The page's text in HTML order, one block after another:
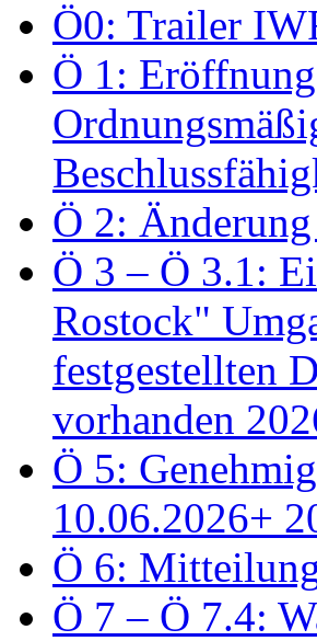
Ö0: Trailer
Ö 1:
Ö 2:
Ö 3 – Ö 3.1:
Rostock"
festgestellten
vorhanden
Ö 5:
10.06.2026+
Ö 6:
Ö 7 – Ö 7.4: